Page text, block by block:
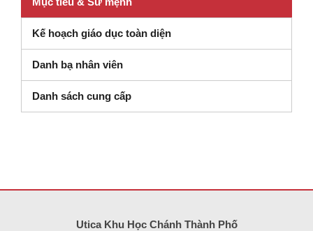
Kế hoạch giáo dục toàn diện
Danh bạ nhân viên
Danh sách cung cấp(mở trong cửa sổ mới)
Utica Khu Học Chánh Thành Phố